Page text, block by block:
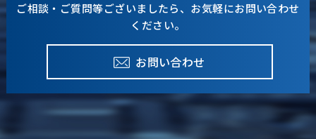
ご相談・ご質問等ございましたら、お気軽にお問い合わせ
ください。
お問い合わせ